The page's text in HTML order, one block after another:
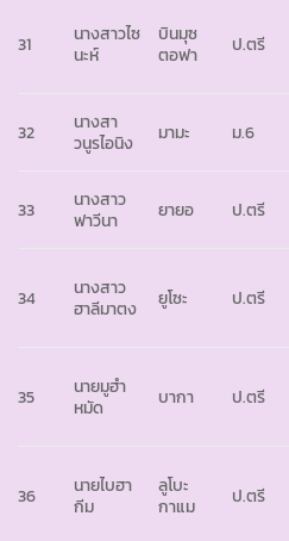
31
นางสาวไซ
นะห์
บินมุซ
ตอฟา
ป.ตรี
32
นางสา
วนูรไอนิง
มามะ ม.6
33
นางสาว
ฟาวีนา
ยายอ ป.ตรี
34
นางสาว
ฮาลีมาตง
ยูโซะ ป.ตรี
35
นายมูฮำ
หมัด
บากา ป.ตรี
36
นายไบฮา
กีม
ลูโบะ
กาแม
ป.ตรี